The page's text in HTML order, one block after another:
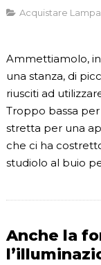
Acquistare
Ammettiamolo,
una stanza, di
riusciti ad
Troppo bassa
stretta per una
che ci ha
studiolo al buio
Anche la